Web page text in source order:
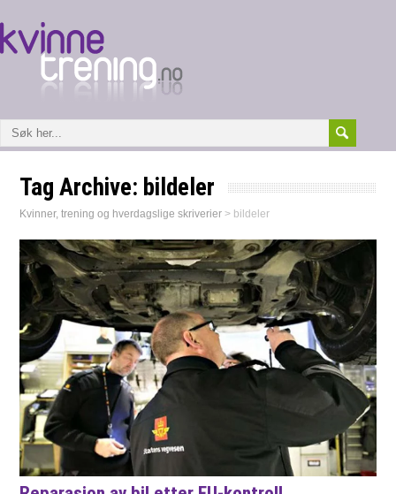
Tag Archive: bildeler
Kvinner, trening og hverdagslige skriverier > bildeler